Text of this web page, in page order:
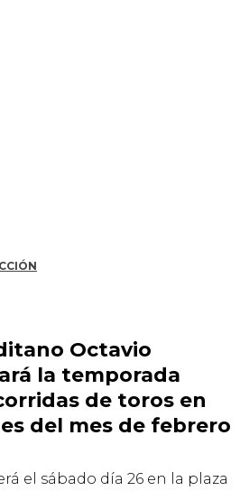
Octavio
la temporada
de toros en
del mes de febrero
el sábado día 26 en la plaza